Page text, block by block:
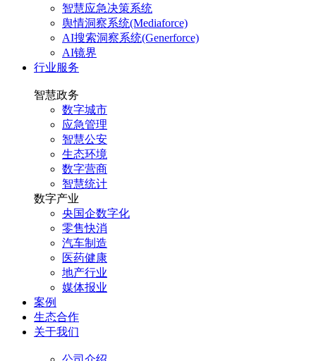
智慧应急决策系统
舆情洞察系统(Mediaforce)
AI搜索洞察系统(Generforce)
AI镜界
行业服务
智慧政务
数字城市
应急管理
智慧公安
生态环境
数字营商
智慧统计
数字产业
央国企数字化
零售快消
汽车制造
医药健康
地产行业
媒体报业
案例
生态合作
关于我们